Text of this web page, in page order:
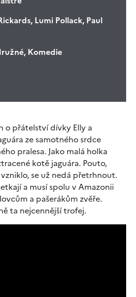
Lumi Pollack, Paul
Komedie
o přátelství dívky Elly a
ze samotného srdce
pralesa. Jako malá holka
kotě jaguára. Pouto,
se už nedá přetrhnout.
a musí spolu v Amazonii
a pašerákům zvěře.
ta nejcennější trofej.